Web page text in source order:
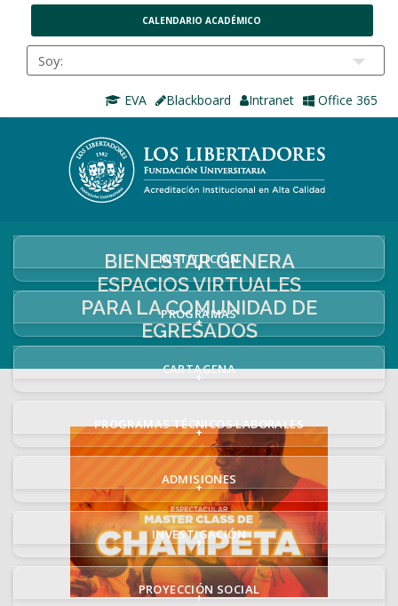
CALENDARIO ACADÉMICO
EVA Blackboard Intranet Office 365
INSTITUCIÓN
+
PROGRAMAS
+
CARTAGENA
+
PROGRAMAS TÉCNICOS LABORALES
+
ADMISIONES
+
INVESTIGACIÓN
+
PROYECCIÓN SOCIAL
+
BIENESTAR GENERA
ESPACIOS VIRTUALES
PARA LA COMUNIDAD DE
EGRESADOS